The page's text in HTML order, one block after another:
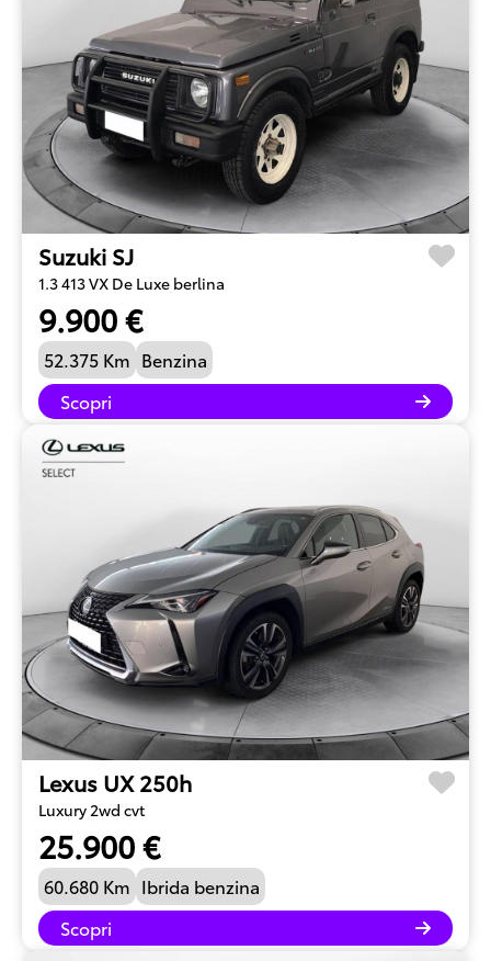
Suzuki SJ
1.3 413 VX De Luxe berlina
9.900 €
52.375 Km Benzina
Scopri
Lexus UX 250h
Luxury 2wd cvt
25.900 €
60.680 Km Ibrida benzina
Scopri